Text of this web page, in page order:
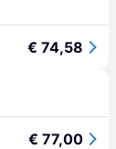
€ 74,58
€ 77,00